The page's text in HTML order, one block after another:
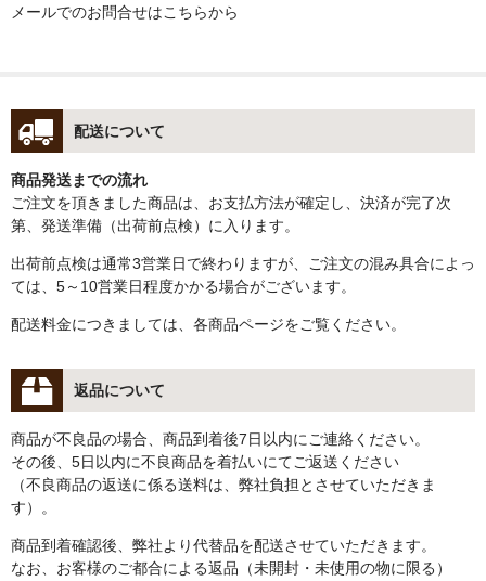
メールでのお問合せはこちらから
配送について
商品発送までの流れ
ご注文を頂きました商品は、お支払方法が確定し、決済が完了次
第、発送準備（出荷前点検）に入ります。
出荷前点検は通常3営業日で終わりますが、ご注文の混み具合によっ
ては、5～10営業日程度かかる場合がございます。
配送料金につきましては、各商品ページをご覧ください。
返品について
商品が不良品の場合、商品到着後7日以内にご連絡ください。
その後、5日以内に不良商品を着払いにてご返送ください
（不良商品の返送に係る送料は、弊社負担とさせていただきま
す）。
商品到着確認後、弊社より代替品を配送させていただきます。
なお、お客様のご都合による返品（未開封・未使用の物に限る）